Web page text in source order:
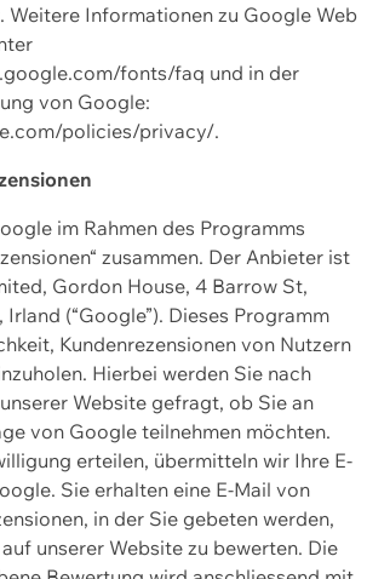
Weitere Informationen zu Google Web
fonts/faq und in der
von Google:
policies/privacy/.
im Rahmen des Programms
zusammen. Der Anbieter ist
Gordon House, 4 Barrow St,
Irland (“Google”). Dieses Programm
Kundenrezensionen von Nutzern
Hierbei werden Sie nach
Website gefragt, ob Sie an
von Google teilnehmen möchten.
erteilen, übermitteln wir Ihre E-
Sie erhalten eine E-Mail von
in der Sie gebeten werden,
unserer Website zu bewerten. Die